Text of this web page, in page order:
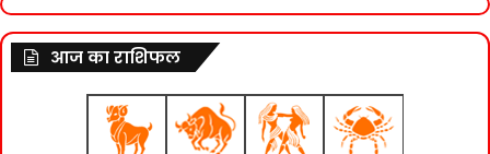
आज का राशिफल